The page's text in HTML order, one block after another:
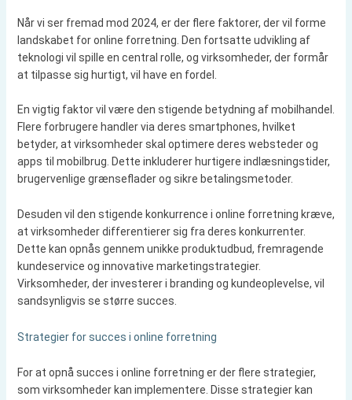
Når vi ser fremad mod 2024, er der flere faktorer, der vil forme
landskabet for online forretning. Den fortsatte udvikling af
teknologi vil spille en central rolle, og virksomheder, der formår
at tilpasse sig hurtigt, vil have en fordel.
En vigtig faktor vil være den stigende betydning af mobilhandel.
Flere forbrugere handler via deres smartphones, hvilket
betyder, at virksomheder skal optimere deres websteder og
apps til mobilbrug. Dette inkluderer hurtigere indlæsningstider,
brugervenlige grænseflader og sikre betalingsmetoder.
Desuden vil den stigende konkurrence i online forretning kræve,
at virksomheder differentierer sig fra deres konkurrenter.
Dette kan opnås gennem unikke produktudbud, fremragende
kundeservice og innovative marketingstrategier.
Virksomheder, der investerer i branding og kundeoplevelse, vil
sandsynligvis se større succes.
Strategier for succes i online forretning
For at opnå succes i online forretning er der flere strategier,
som virksomheder kan implementere. Disse strategier kan